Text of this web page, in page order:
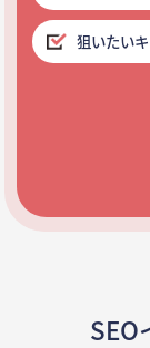
狙いたい
SEO